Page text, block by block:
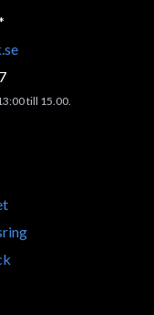
till 15.00.